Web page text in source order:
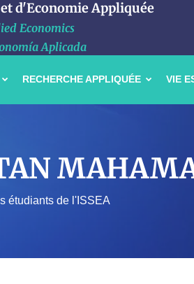
d'Economie Appliquée
Economics
Aplicada
RECHERCHE APPLIQUÉE VIE
étudiants de l'ISSEA